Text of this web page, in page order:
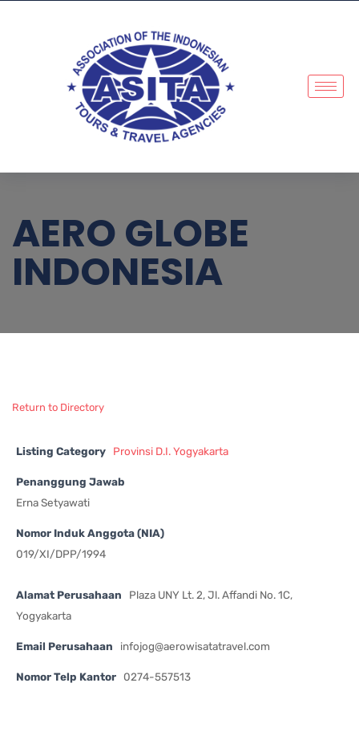
AERO GLOBE
INDONESIA
Return to Directory
Listing Category Provinsi D.I. Yogyakarta
Penanggung Jawab
Erna Setyawati
Nomor Induk Anggota (NIA)
019/XI/DPP/1994
Alamat Perusahaan
Plaza UNY Lt. 2, Jl. Affandi No. 1C,
Yogyakarta
Email Perusahaan infojog@aerowisatatravel.com
Nomor Telp Kantor 0274-557513